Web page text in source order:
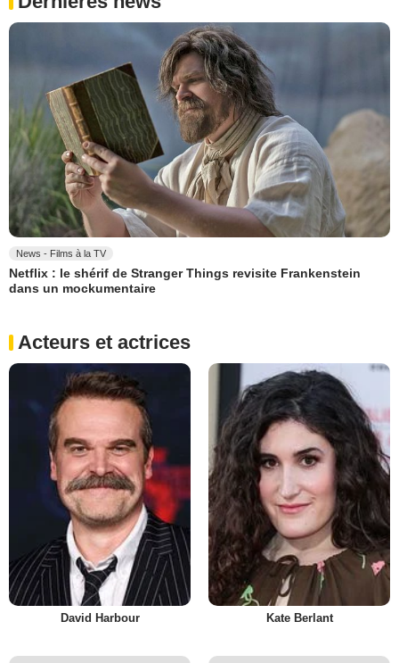
News - Films à la TV
Netflix : le shérif de Stranger Things revisite Frankenstein
dans un mockumentaire
Acteurs et actrices
David Harbour Kate Berlant